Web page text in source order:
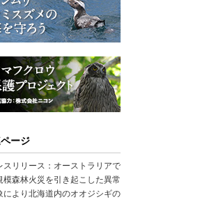
ージ
スリリース：オーストラリアで
模森林火災を引き起こした異常
により北海道内のオオジシギの